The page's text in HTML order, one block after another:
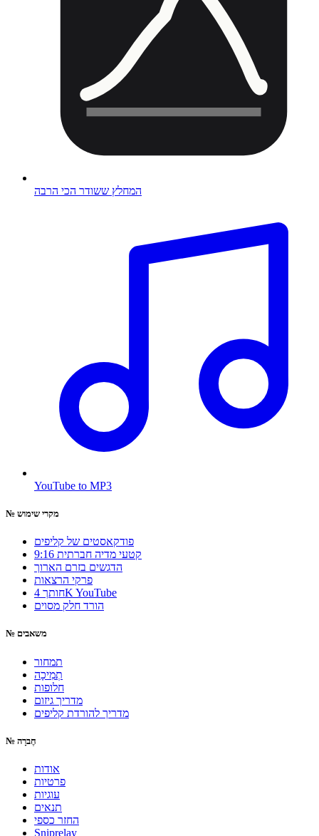
המחלץ ששודר הכי הרבה
YouTube to MP3
№ מקרי שימוש
פודקאסטים של קליפים
9:16 קטעי מדיה חברתית
הדגשים בזרם הארוך
פרקי הרצאות
חותך 4K YouTube
הורד חלק מסוים
№ משאבים
תמחור
תְמִיכָה
חלופות
מדריך גיזום
מדריך להורדת קליפים
№ חֶברָה
אודות
פרטיות
עוגיות
תנאים
החזר כספי
Sniprelay